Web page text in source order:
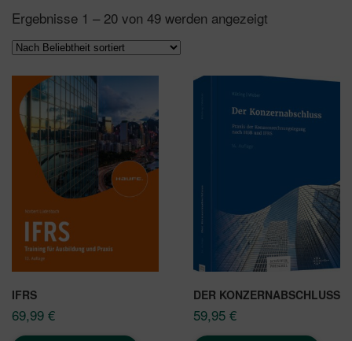
Ergebnisse 1 – 20 von 49 werden angezeigt
IFRS
69,99 €
DER KONZERNABSCHLUSS
59,95 €